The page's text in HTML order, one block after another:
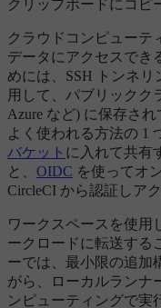
クリップボードにコピ
クラウドコンピューテ
データにアクセスでき
めには、SSH トンネリ
用して、パブリックク
Azure など) に保存さ
よく使われる方法の 1
バケット に入れて共有
と、 OIDC を使ってオ
CircleCI から認証しア
ワークスペースを使用
ークロードに転送する
ーでは、最小限の追加
がら、ローカルランナ
ンピューティングで実